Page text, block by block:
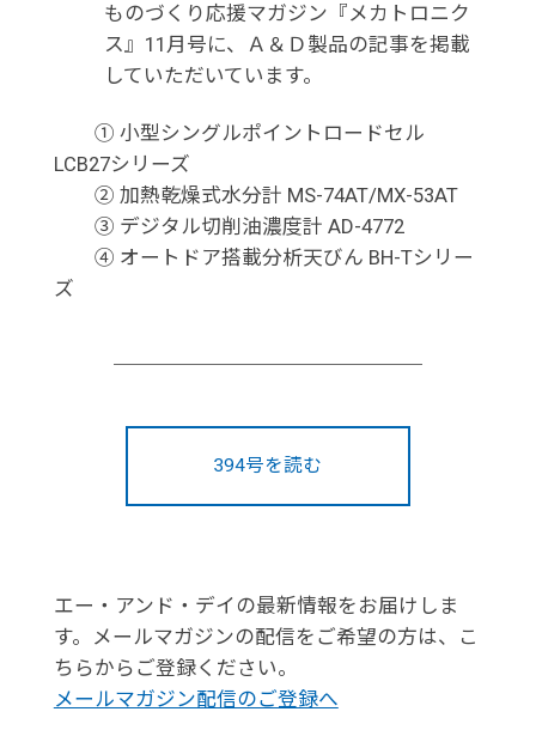
ものづくり応援マガジン『メカトロニク
ス』11月号に、Ａ＆Ｄ製品の記事を掲載
していただいています。
① 小型シングルポイントロードセル
LCB27シリーズ
② 加熱乾燥式水分計 MS-74AT/MX-53AT
③ デジタル切削油濃度計 AD-4772
④ オートドア搭載分析天びん BH-Tシリー
ズ
394号を読む
エー・アンド・デイの最新情報をお届けしま
す。メールマガジンの配信をご希望の方は、こ
ちらからご登録ください。
メールマガジン配信のご登録へ